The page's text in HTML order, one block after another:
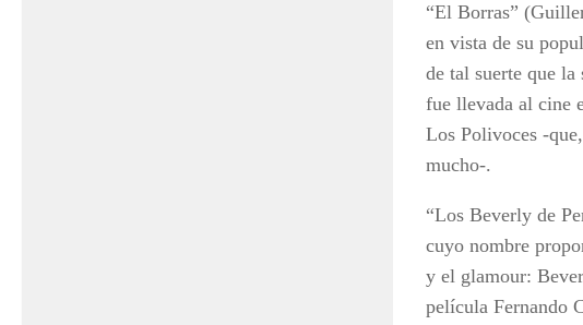
“El Borras”
en vista de su
de tal suerte que
fue llevada al cine
Los Polivoces -
mucho-.
“Los Beverly de
cuyo nombre
y el glamour:
película Fernando